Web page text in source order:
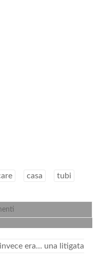
casa tubi
era… una litigata